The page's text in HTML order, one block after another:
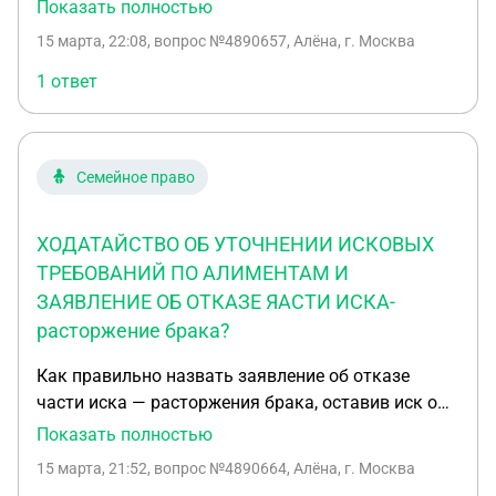
АЛИМЕНТАМ И ЗАЯВЛЕНИЕ ОБ ОТКАЗЕ ЯАСТИ
ИСКА- расторжение брака ? Первое заседание уже
было
Показать полностью
15 марта, 22:08, вопрос №4890657, Алёна, г. Москва
1 ответ
Семейное право
ХОДАТАЙСТВО ОБ УТОЧНЕНИИ ИСКОВЫХ
ТРЕБОВАНИЙ ПО АЛИМЕНТАМ И
ЗАЯВЛЕНИЕ ОБ ОТКАЗЕ ЯАСТИ ИСКА-
расторжение брака?
Как правильно назвать заявление об отказе
части иска — расторжения брака, оставив иск о
взыскании алиментов? ХОДАТАЙСТВО ОБ
АЛИМЕНТАМ И ЗАЯВЛЕНИЕ ОБ ОТКАЗЕ ЯАСТИ
Показать полностью
15 марта, 21:52, вопрос №4890664, Алёна, г. Москва